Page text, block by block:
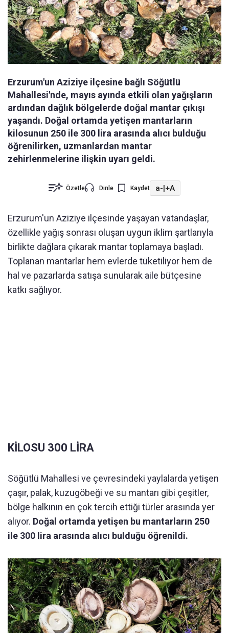
Erzurum'un Aziziye ilçesine bağlı Söğütlü
Mahallesi'nde, mayıs ayında etkili olan yağışların
ardından dağlık bölgelerde doğal mantar çıkışı
yaşandı. Doğal ortamda yetişen mantarların
kilosunun 250 ile 300 lira arasında alıcı bulduğu
öğrenilirken, uzmanlardan mantar
zehirlenmelerine ilişkin uyarı geldi.
Özetle Dinle Kaydet a-|+A
Erzurum'un Aziziye ilçesinde yaşayan vatandaşlar,
özellikle yağış sonrası oluşan uygun iklim şartlarıyla
birlikte dağlara çıkarak mantar toplamaya başladı.
Toplanan mantarlar hem evlerde tüketiliyor hem de
hal ve pazarlarda satışa sunularak aile bütçesine
katkı sağlıyor.
KİLOSU 300 LİRA
Söğütlü Mahallesi ve çevresindeki yaylalarda yetişen
çaşır, palak, kuzugöbeği ve su mantarı gibi çeşitler,
bölge halkının en çok tercih ettiği türler arasında yer
alıyor. Doğal ortamda yetişen bu mantarların 250
ile 300 lira arasında alıcı bulduğu öğrenildi.